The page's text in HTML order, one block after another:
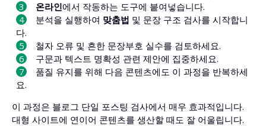
온라인에서 작동하는 도구에 붙여넣습니다.
분석을 실행하여 맞춤법 및 문장 구조 검사를 시작합니
다.
철자 오류 및 흔한 문장부호 실수를 검토하세요.
구문과 텍스트 명확성 관련 제안에 집중하세요.
품질 유지를 위해 다음 콘텐츠에도 이 과정을 반복하세
요.
이 과정은 블로그 단일 포스팅 검사에서 매우 효과적입니다.
대형 사이트에 연이어 콘텐츠를 생산할 때도 잘 어울립니다.